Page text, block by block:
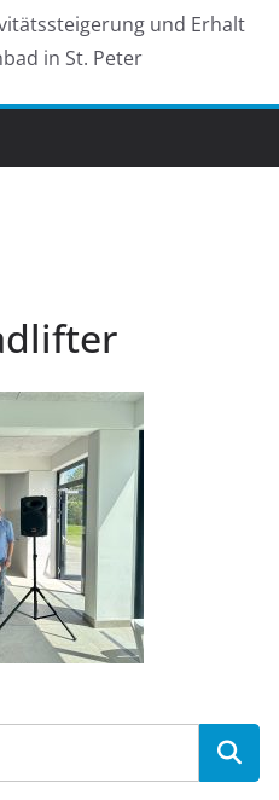
und Erhalt
in St. Peter